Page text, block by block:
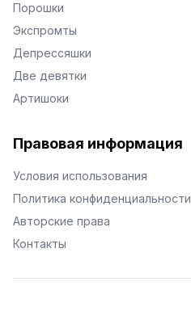
Порошки
Экспромты
Депрессяшки
Две девятки
Артишоки
Правовая информация
Условия использования
Политика конфиденциальности
Авторские права
Контакты